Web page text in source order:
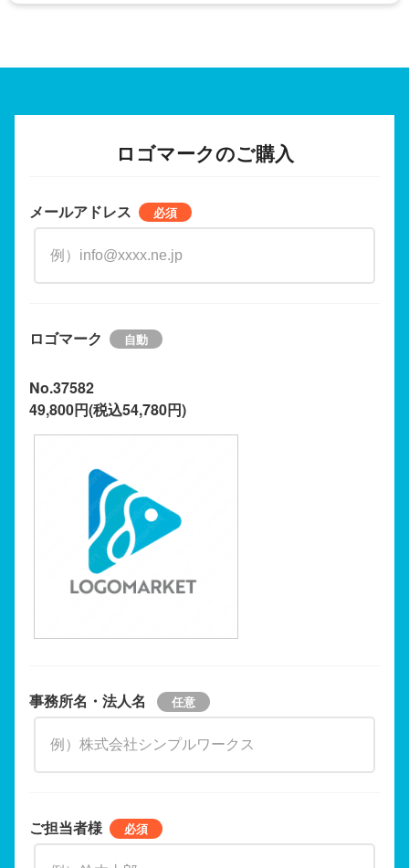
ロゴマークのご購入
メールアドレス
ロゴマーク
No.37582
49,800円(税込54,780円)
事務所名・法人名
ご担当者様